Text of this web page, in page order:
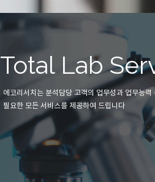
Total Lab
에코리서치는 분석담당 고객의 업무성과 업무능력
필요한 모든 서비스를 제공하여 드립니다